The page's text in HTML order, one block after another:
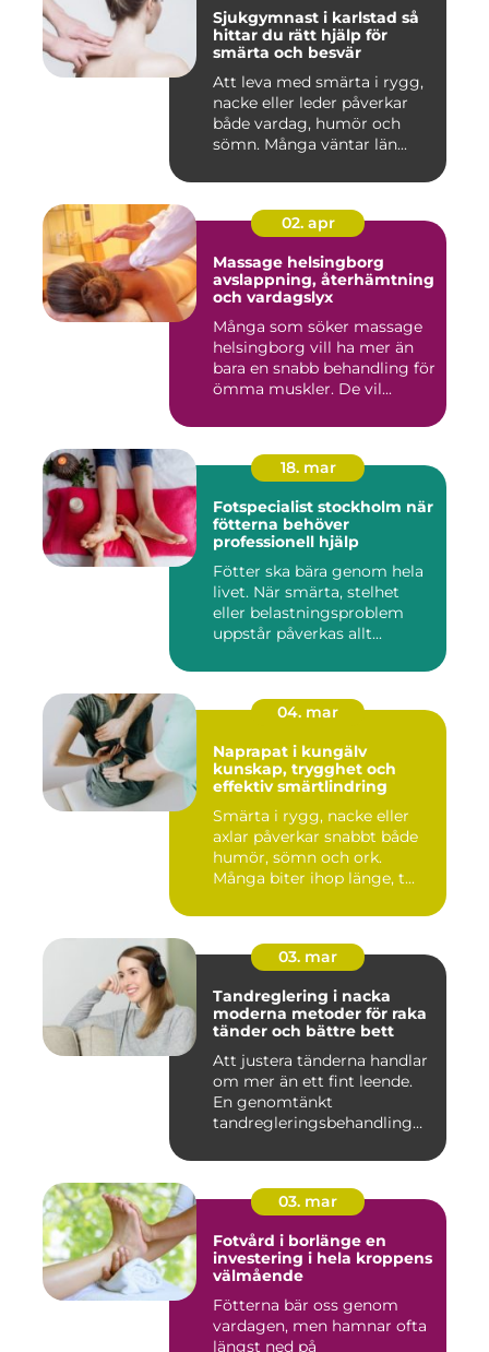
Sjukgymnast i karlstad så
hittar du rätt hjälp för
smärta och besvär
Att leva med smärta i rygg,
nacke eller leder påverkar
både vardag, humör och
sömn. Många väntar län...
02. apr
Massage helsingborg
avslappning, återhämtning
och vardagslyx
Många som söker massage
helsingborg vill ha mer än
bara en snabb behandling för
ömma muskler. De vil...
18. mar
Fotspecialist stockholm när
fötterna behöver
professionell hjälp
Fötter ska bära genom hela
livet. När smärta, stelhet
eller belastningsproblem
uppstår påverkas allt...
04. mar
Naprapat i kungälv
kunskap, trygghet och
effektiv smärtlindring
Smärta i rygg, nacke eller
axlar påverkar snabbt både
humör, sömn och ork.
Många biter ihop länge, t...
03. mar
Tandreglering i nacka
moderna metoder för raka
tänder och bättre bett
Att justera tänderna handlar
om mer än ett fint leende.
En genomtänkt
tandregleringsbehandling
03. mar
Fotvård i borlänge en
investering i hela kroppens
välmående
Fötterna bär oss genom
vardagen, men hamnar ofta
längst ned på